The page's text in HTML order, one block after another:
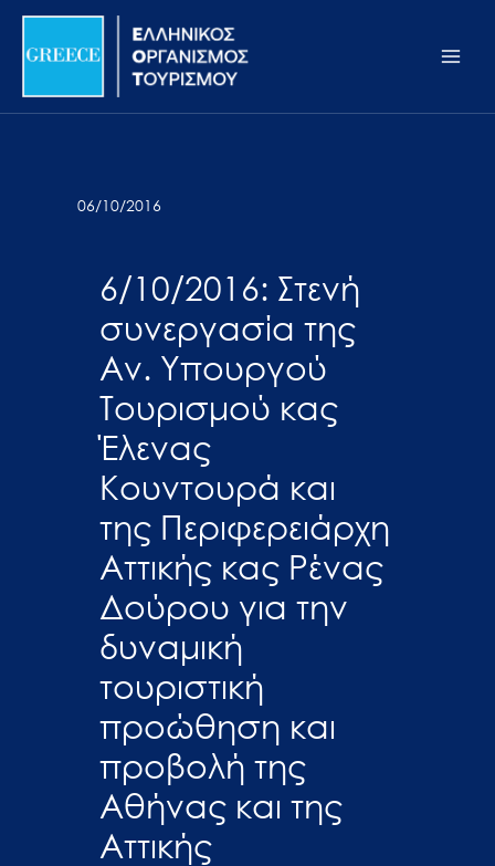
Σημείωση:
ιστότοπος
προσβασιμότητας.
Μετάβαση
περιεχόμενο
06/10/2016
6/10/2016: Στενή
συνεργασία της
Αν. Υπουργού
Τουρισμού κας
Έλενας
Κουντουρά και
της Περιφερειάρχη
Αττικής κας Ρένας
Δούρου για την
δυναμική
τουριστική
προώθηση και
προβολή της
Αθήνας και της
Αττικής